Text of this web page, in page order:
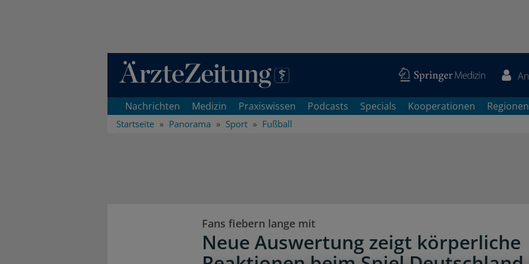
Direkt zum Inhaltsbereich
Nachrichten Medizin Praxiswissen Podcasts Specials Kooperationen Regionen
Startseite Panorama Sport Fußball
Fans fiebern lange mit
Neue Auswertung zeigt körperliche